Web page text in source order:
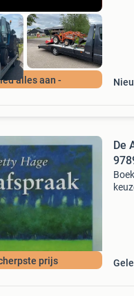
alles aan -
prijs
De